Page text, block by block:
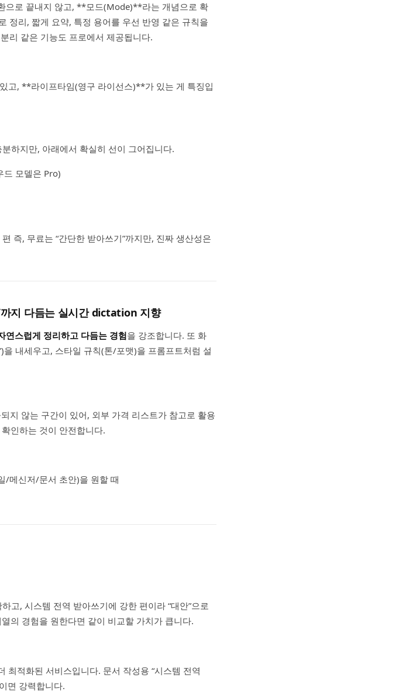
으로 끝내지 않고, **모드(Mode)**라는 개념으로 확
정리, 짧게 요약, 특정 용어를 우선 반영 같은 규칙을
리 같은 기능도 프로에서 제공됩니다.
고, **라이프타임(영구 라이선스)**가 있는 게 특징입
하지만, 아래에서 확실히 선이 그어집니다.
드 모델은 Pro)
편 즉, 무료는 “간단한 받아쓰기”까지만, 진짜 생산성은
지 다듬는 실시간 dictation 지향
연스럽게 정리하고 다듬는 경험을 강조합니다. 또 화
내세우고, 스타일 규칙(톤/포맷)을 프롬프트처럼 설
지 않는 구간이 있어, 외부 가격 리스트가 참고로 활용
인하는 것이 안전합니다.
/메신저/문서 초안)을 원할 때
고, 시스템 전역 받아쓰기에 강한 편이라 “대안”으로
의 경험을 원한다면 같이 비교할 가치가 큽니다.
최적화된 서비스입니다. 문서 작성용 “시스템 전역
면 강력합니다.